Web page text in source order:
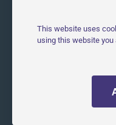
© 2026 MOLLIS -
This website uses
using this website you